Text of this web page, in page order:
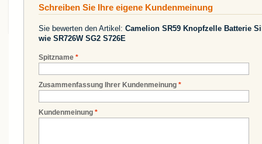
Schreiben Sie Ihre eigene Kundenmeinung
Sie bewerten den Artikel: Camelion SR59 Knopfzelle Batterie
wie SR726W SG2 S726E
*
Spitzname
*
Zusammenfassung Ihrer Kundenmeinung
*
Kundenmeinung